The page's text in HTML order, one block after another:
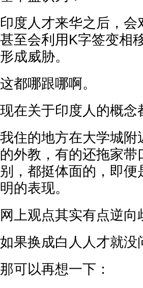
印度人才来华之后，
甚至会利用K字签变相
形成威胁。
这都哪跟哪啊。
现在关于印度人的概念
我住的地方在大学城
的外教，有的还拖家
别，都挺体面的，即
明的表现。
网上观点其实有点逆向
如果换成白人人才就
那可以再想一下：